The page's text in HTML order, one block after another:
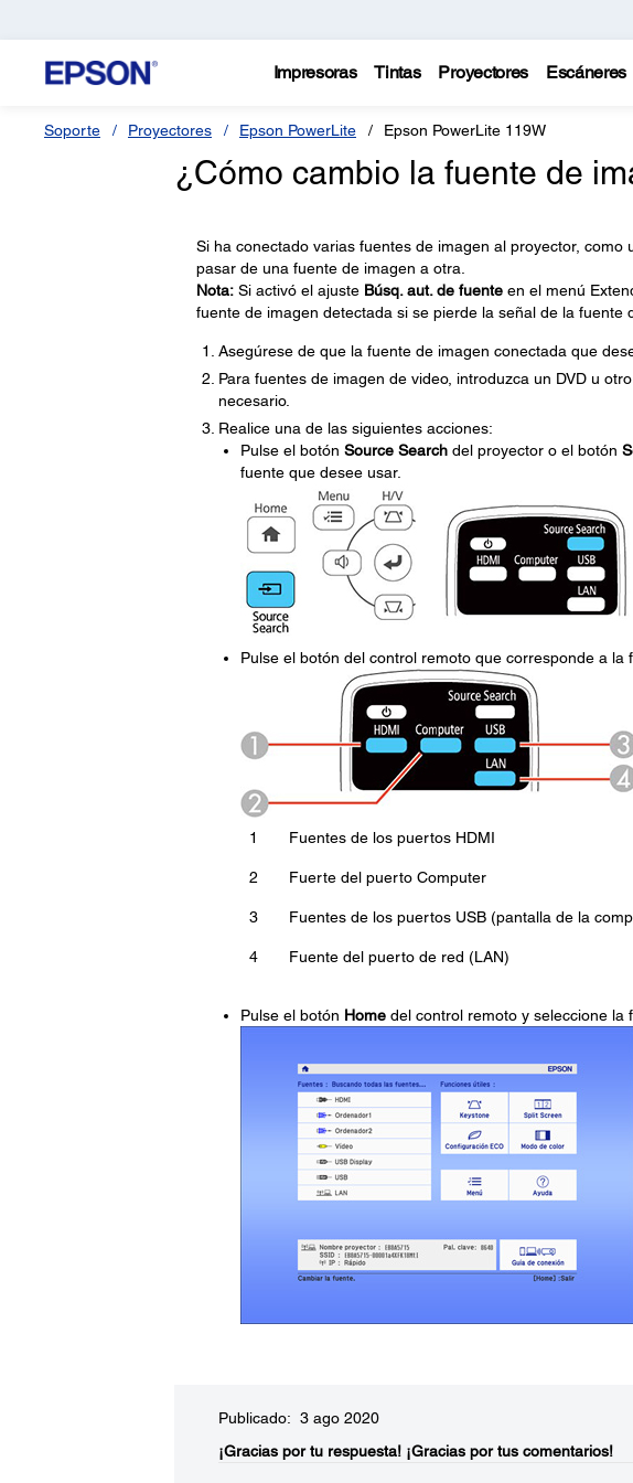
Impresoras Tintas Proyectores Escáneres
Soporte Proyectores Epson PowerLite Epson PowerLite 119W
¿Cómo cambio la fuente de
Si ha conectado varias fuentes de imagen al proyector,
pasar de una fuente de imagen a otra.
Nota:Si activó el ajuste Búsq. aut. de fuenteen el menú
fuente de imagen detectada si se pierde la señal de la fuente
Asegúrese de que la fuente de imagen conectada que
Para fuentes de imagen de video, introduzca un DVD u
necesario.
Realice una de las siguientes acciones:
Pulse el botón Source Searchdel proyector o el botón
fuente que desee usar.
Pulse el botón del control remoto que corresponde a la
1 Fuentes de los puertos HDMI
2 Fuerte del puerto Computer
3 Fuentes de los puertos USB (pantalla de la
4 Fuente del puerto de red (LAN)
Pulse el botón Homedel control remoto y seleccione la
Publicado: 3 ago 2020
¡Gracias por tu respuesta! ¡Gracias por tus comentarios!